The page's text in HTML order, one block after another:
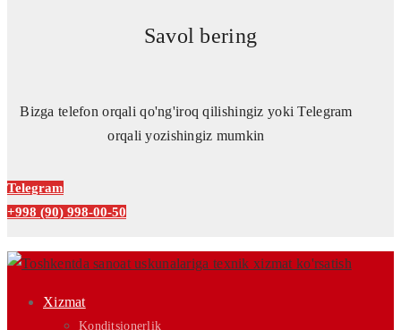
Savol bering
Bizga telefon orqali qo'ng'iroq qilishingiz yoki Telegram
orqali yozishingiz mumkin
Telegram
+998 (90) 998-00-50
Xizmat
Konditsionerlik